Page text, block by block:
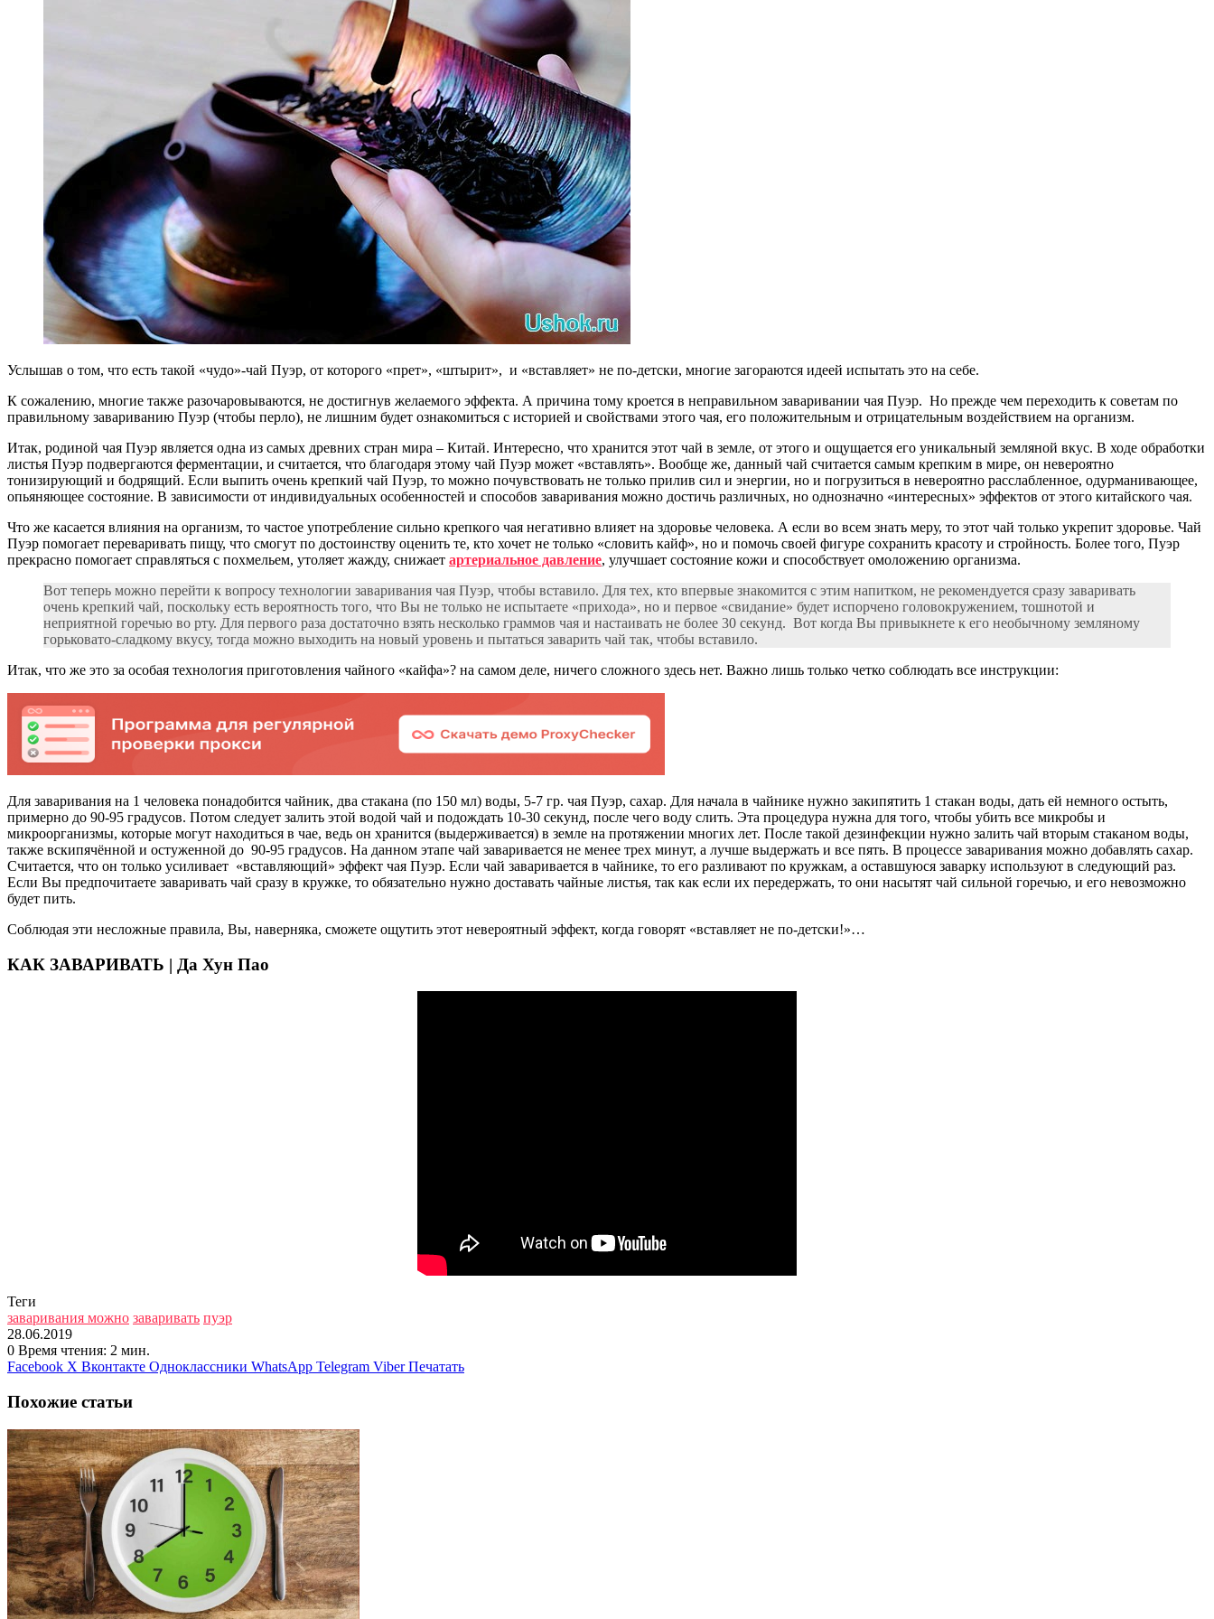
Услышав о том, что есть такой «чудо»-чай Пуэр, от которого «прет», «штырит», и «вставляет» не по-детски, многие загораются идеей испытать это на себе.
К сожалению, многие также разочаровываются, не достигнув желаемого эффекта. А причина тому кроется в неправильном заваривании чая Пуэр. Но прежде чем переходить к советам по
правильному завариванию Пуэр (чтобы перло), не лишним будет ознакомиться с историей и свойствами этого чая, его положительным и отрицательным воздействием на организм.
Итак, родиной чая Пуэр является одна из самых древних стран мира – Китай. Интересно, что хранится этот чай в земле, от этого и ощущается его уникальный земляной вкус. В ходе обработки
листья Пуэр подвергаются ферментации, и считается, что благодаря этому чай Пуэр может «вставлять». Вообще же, данный чай считается самым крепким в мире, он невероятно
тонизирующий и бодрящий. Если выпить очень крепкий чай Пуэр, то можно почувствовать не только прилив сил и энергии, но и погрузиться в невероятно расслабленное, одурманивающее,
опьяняющее состояние. В зависимости от индивидуальных особенностей и способов заваривания можно достичь различных, но однозначно «интересных» эффектов от этого китайского чая.
Что же касается влияния на организм, то частое употребление сильно крепкого чая негативно влияет на здоровье человека. А если во всем знать меру, то этот чай только укрепит здоровье. Чай
Пуэр помогает переваривать пищу, что смогут по достоинству оценить те, кто хочет не только «словить кайф», но и помочь своей фигуре сохранить красоту и стройность. Более того, Пуэр
прекрасно помогает справляться с похмельем, утоляет жажду, снижает артериальное давление, улучшает состояние кожи и способствует омоложению организма.
Вот теперь можно перейти к вопросу технологии заваривания чая Пуэр, чтобы вставило. Для тех, кто впервые знакомится с этим напитком, не рекомендуется сразу заваривать
очень крепкий чай, поскольку есть вероятность того, что Вы не только не испытаете «прихода», но и первое «свидание» будет испорчено головокружением, тошнотой и
неприятной горечью во рту. Для первого раза достаточно взять несколько граммов чая и настаивать не более 30 секунд. Вот когда Вы привыкнете к его необычному земляному
горьковато-сладкому вкусу, тогда можно выходить на новый уровень и пытаться заварить чай так, чтобы вставило.
Итак, что же это за особая технология приготовления чайного «кайфа»? на самом деле, ничего сложного здесь нет. Важно лишь только четко соблюдать все инструкции:
Для заваривания на 1 человека понадобится чайник, два стакана (по 150 мл) воды, 5-7 гр. чая Пуэр, сахар. Для начала в чайнике нужно закипятить 1 стакан воды, дать ей немного остыть,
примерно до 90-95 градусов. Потом следует залить этой водой чай и подождать 10-30 секунд, после чего воду слить. Эта процедура нужна для того, чтобы убить все микробы и
микроорганизмы, которые могут находиться в чае, ведь он хранится (выдерживается) в земле на протяжении многих лет. После такой дезинфекции нужно залить чай вторым стаканом воды,
также вскипячённой и остуженной до 90-95 градусов. На данном этапе чай заваривается не менее трех минут, а лучше выдержать и все пять. В процессе заваривания можно добавлять сахар.
Считается, что он только усиливает «вставляющий» эффект чая Пуэр. Если чай заваривается в чайнике, то его разливают по кружкам, а оставшуюся заварку используют в следующий раз.
Если Вы предпочитаете заваривать чай сразу в кружке, то обязательно нужно доставать чайные листья, так как если их передержать, то они насытят чай сильной горечью, и его невозможно
будет пить.
Соблюдая эти несложные правила, Вы, наверняка, сможете ощутить этот невероятный эффект, когда говорят «вставляет не по-детски!»…
КАК ЗАВАРИВАТЬ | Да Хун Пао
Теги
заваривания можно заваривать пуэр
28.06.2019
0 Время чтения: 2 мин.
Facebook X Вконтакте Одноклассники WhatsApp Telegram Viber Печатать
Похожие статьи